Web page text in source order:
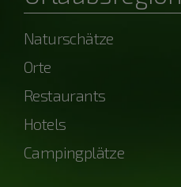
Naturschätze
Orte
Restaurants
Hotels
Campingplätze